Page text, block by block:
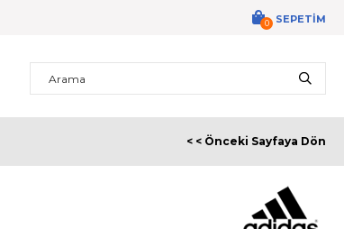
SEPETIM
0
< < Önceki Sayfaya Dön